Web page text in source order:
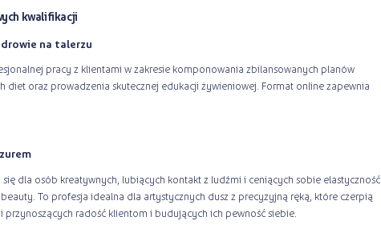
kwalifikacji
na talerzu
pracy z klientami w zakresie komponowania zbilansowanych planów
diet oraz prowadzenia skutecznej edukacji żywieniowej. Format online zapewnia
dla osób kreatywnych, lubiących kontakt z ludźmi i ceniących sobie elastyczność
To profesja idealna dla artystycznych dusz z precyzyjną ręką, które czerpią
radość klientom i budujących ich pewność siebie.